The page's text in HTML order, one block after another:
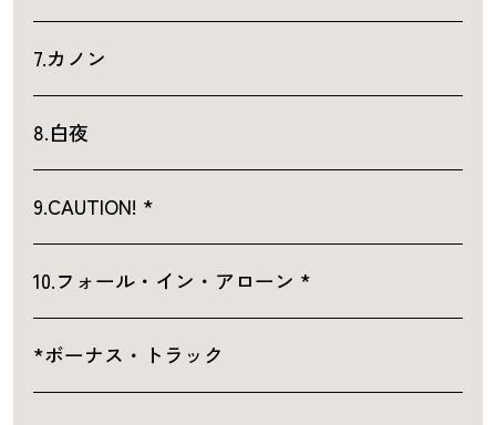
7.カノン
8.白夜
9.CAUTION! *
10.フォール・イン・アローン *
*ボーナス・トラック